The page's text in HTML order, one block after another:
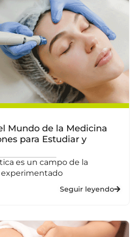
Mundo de la Medicina
para Estudiar y
es un campo de la
Seguir leyendo